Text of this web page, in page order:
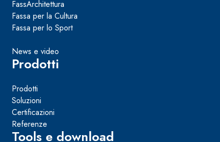
FassArchitettura
Fassa per la Cultura
Fassa per lo Sport
News e video
Prodotti
Prodotti
Soluzioni
Certificazioni
Referenze
Tools e download